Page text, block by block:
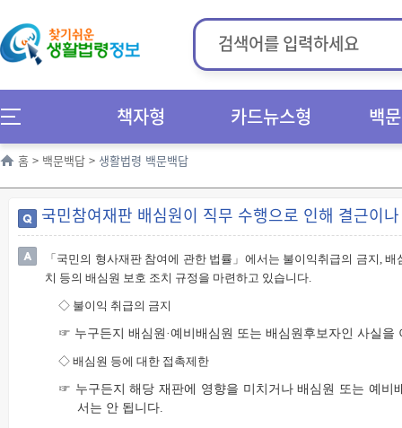
책자형 카드뉴스형 백
홈 > 백문백답 > 생활법령 백문백답
국민참여재판 배심원이 직무 수행으로 인해 결근이
「 국민의 형사재판 참여에 관한 법률 」 에서는 불이익취급의 금지,배
치 등의 배심원 보호 조치 규정을 마련하고 있습니다.
◇ 불이익 취급의 금지
☞ 누구든지 배심원·예비배심원 또는 배심원후보자인 사실
◇ 배심원 등에 대한 접촉제한
☞ 누구든지 해당 재판에 영향을 미치거나 배심원 또는 예비
서는 안 됩니다.